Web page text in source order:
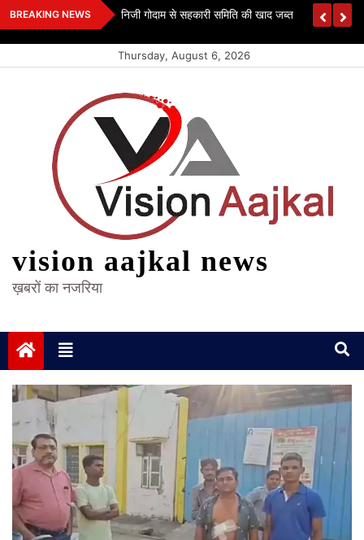
Skip
to
BREAKING NEWS निजी गोदाम से सहकारी समिति की खाद जब्त
Thursday, August 6, 2026
vision aajkal news
ख़बरों का नजरिया